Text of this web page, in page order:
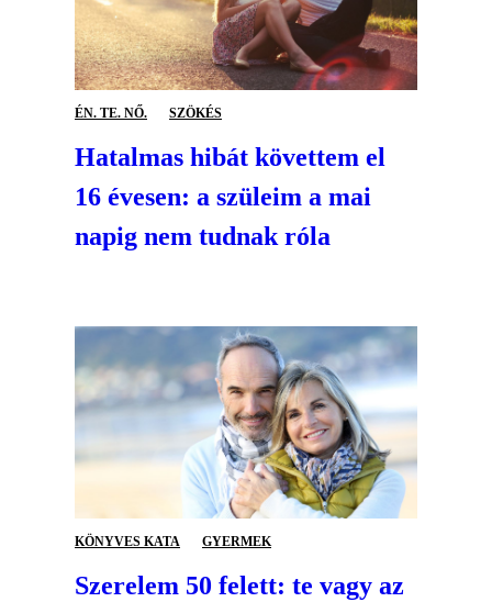
ÉN. TE. NŐ. SZÖKÉS
Hatalmas hibát követtem el
16 évesen: a szüleim a mai
napig nem tudnak róla
KÖNYVES KATA GYERMEK
Szerelem 50 felett: te vagy az